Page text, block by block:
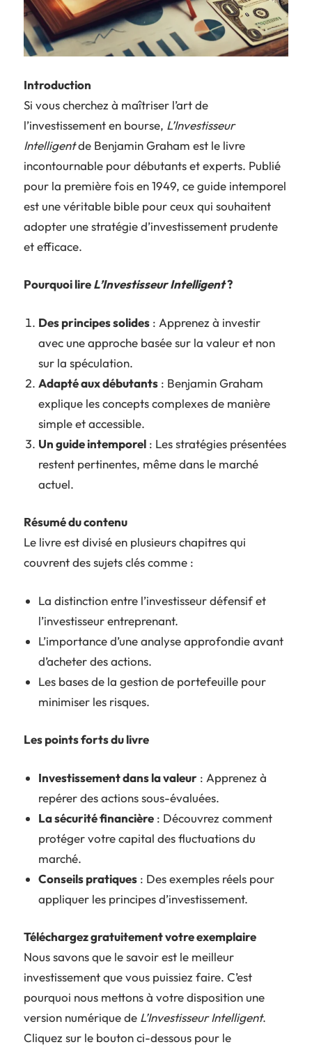
Introduction
Si vous cherchez à maîtriser l’art de
l’investissement en bourse, L’Investisseur
Intelligentde Benjamin Graham est le livre
incontournable pour débutants et experts. Publié
pour la première fois en 1949, ce guide intemporel
est une véritable bible pour ceux qui souhaitent
adopter une stratégie d’investissement prudente
et efficace.
Pourquoi lireL’Investisseur Intelligent?
Des principes solides : Apprenez à investir
avec une approche basée sur la valeur et non
sur la spéculation.
Adapté aux débutants : Benjamin Graham
explique les concepts complexes de manière
simple et accessible.
Un guide intemporel : Les stratégies présentées
restent pertinentes, même dans le marché
actuel.
Résumé du contenu
Le livre est divisé en plusieurs chapitres qui
couvrent des sujets clés comme :
La distinction entre l’investisseur défensif et
l’investisseur entreprenant.
L’importance d’une analyse approfondie avant
d’acheter des actions.
Les bases de la gestion de portefeuille pour
minimiser les risques.
Les points forts du livre
Investissement dans la valeur : Apprenez à
repérer des actions sous-évaluées.
La sécurité financière : Découvrez comment
protéger votre capital des fluctuations du
marché.
Conseils pratiques : Des exemples réels pour
appliquer les principes d’investissement.
Téléchargez gratuitement votre exemplaire
Nous savons que le savoir est le meilleur
investissement que vous puissiez faire. C’est
pourquoi nous mettons à votre disposition une
version numérique de L’Investisseur Intelligent.
Cliquez sur le bouton ci-dessous pour le